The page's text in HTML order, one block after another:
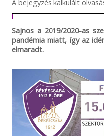
A bejegyzés kalkulált
Sajnos a 2019/2020-as
pandémia miatt, így az
elmaradt.